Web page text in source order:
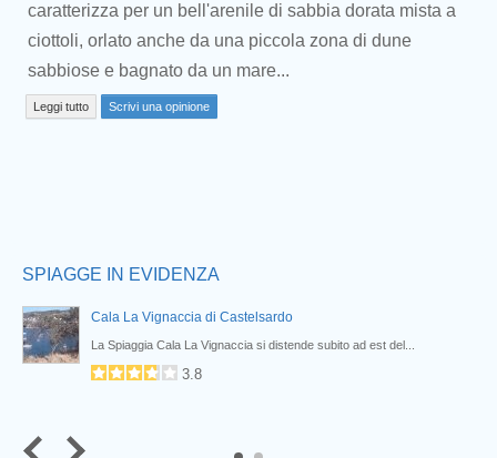
caratterizza per un bell'arenile di sabbia dorata mista a
ciottoli, orlato anche da una piccola zona di dune
sabbiose e bagnato da un mare...
Leggi tutto Scrivi una opinione
SPIAGGE IN EVIDENZA
Cala La Vignaccia di Castelsardo
La Spiaggia Cala La Vignaccia si distende subito ad est del...
3.8